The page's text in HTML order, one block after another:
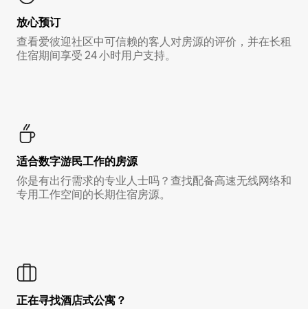
放心预订
查看爱彼迎社区中可信赖的客人对房源的评价，并在长租
住宿期间享受 24 小时用户支持。
适合数字游民工作的房源
你是有出行需求的专业人士吗？查找配备高速无线网络和
专用工作空间的长期住宿房源。
正在寻找酒店式公寓？